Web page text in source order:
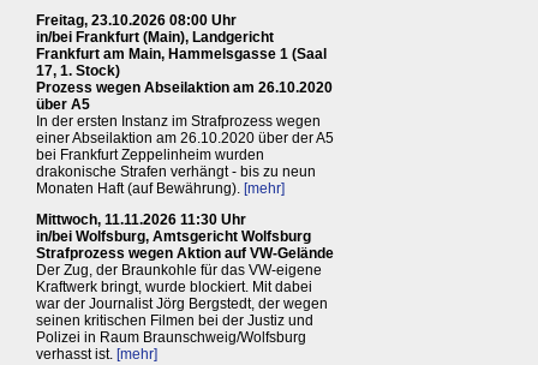
Freitag, 23.10.2026 08:00 Uhr
in/bei Frankfurt (Main), Landgericht
Frankfurt am Main, Hammelsgasse 1 (Saal
17, 1. Stock)
Prozess wegen Abseilaktion am 26.10.2020
über A5
In der ersten Instanz im Strafprozess wegen
einer Abseilaktion am 26.10.2020 über der A5
bei Frankfurt Zeppelinheim wurden
drakonische Strafen verhängt - bis zu neun
Monaten Haft (auf Bewährung). [mehr]
Mittwoch, 11.11.2026 11:30 Uhr
in/bei Wolfsburg, Amtsgericht Wolfsburg
Strafprozess wegen Aktion auf VW-Gelände
Der Zug, der Braunkohle für das VW-eigene
Kraftwerk bringt, wurde blockiert. Mit dabei
war der Journalist Jörg Bergstedt, der wegen
seinen kritischen Filmen bei der Justiz und
Polizei in Raum Braunschweig/Wolfsburg
verhasst ist. [mehr]